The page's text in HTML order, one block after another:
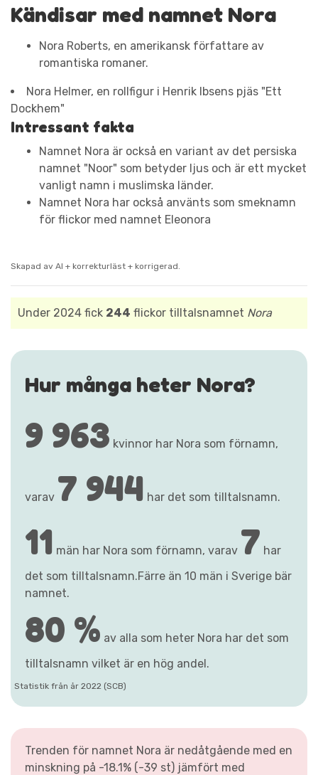
Kändisar med namnet Nora
Nora Roberts, en amerikansk författare av
romantiska romaner.
Nora Helmer, en rollfigur i Henrik Ibsens pjäs "Ett
Dockhem"
Intressant fakta
Namnet Nora är också en variant av det persiska
namnet "Noor" som betyder ljus och är ett mycket
vanligt namn i muslimska länder.
Namnet Nora har också använts som smeknamn
för flickor med namnet Eleonora
Skapad av AI + korrekturläst + korrigerad.
Under 2024 fick 244 flickor tilltalsnamnet Nora
Hur många heter Nora?
9 963 kvinnor har Nora som förnamn,
varav 7 944 har det som tilltalsnamn.
11 män har Nora som förnamn, varav 7 har
det som tilltalsnamn.Färre än 10 män i Sverige bär
namnet.
80 % av alla som heter Nora har det som
tilltalsnamn vilket är en hög andel.
Statistik från år 2022 (SCB)
Trenden för namnet Nora är nedåtgående med en
minskning på -18.1% (-39 st) jämfört med